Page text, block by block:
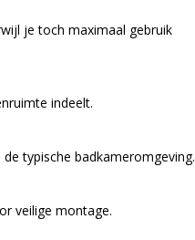
je toch maximaal gebruik
indeelt.
typische badkameromgeving.
veilige montage.